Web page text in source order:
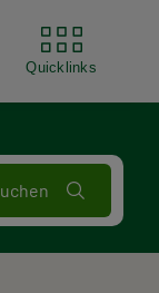
Quicklinks